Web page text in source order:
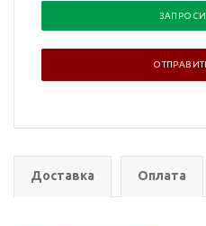
Доставка Оплата